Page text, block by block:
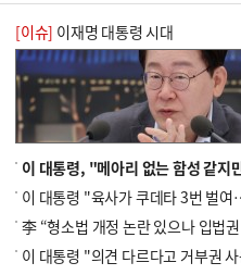
[이슈] 이재명 대통령 시대